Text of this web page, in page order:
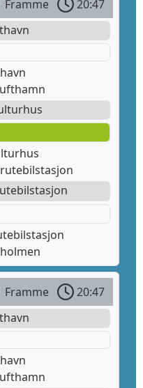
Framme
20:47
rutebilstasjon
Framme
20:47